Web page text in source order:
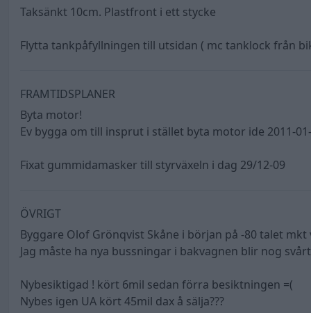
Taksänkt 10cm. Plastfront i ett stycke
Flytta tankpåfyllningen till utsidan ( mc tanklock från
FRAMTIDSPLANER
Byta motor!
Ev bygga om till insprut i stället byta motor ide 2011-
Fixat gummidamasker till styrväxeln i dag 29/12-09
ÖVRIGT
Byggare Olof Grönqvist Skåne i början på -80 talet mkt
Jag måste ha nya bussningar i bakvagnen blir nog
Nybesiktigad ! kört 6mil sedan förra besiktningen =(
Nybes igen UA kört 45mil dax å sälja???